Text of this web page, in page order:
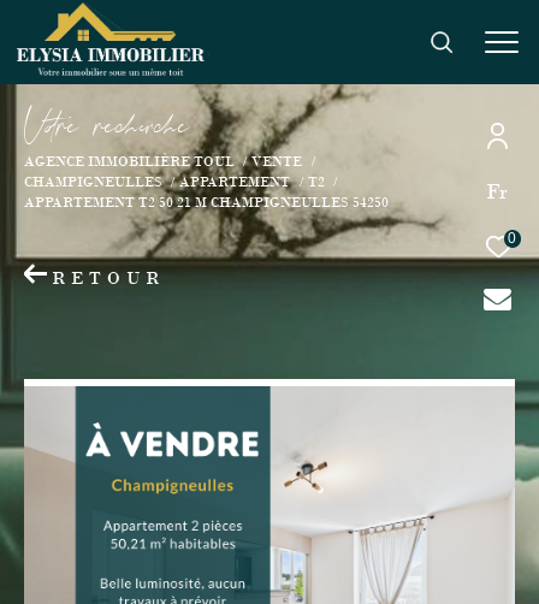
Fr
0
Vore recece
AGENCE IMMOBILIÈRE TOUL
VENTE
CHAMPIGNEULLES
APPARTEMENT
T2
APPARTEMENT T2 50 21 M CHAMPIGNEULLES 54250
RETOUR